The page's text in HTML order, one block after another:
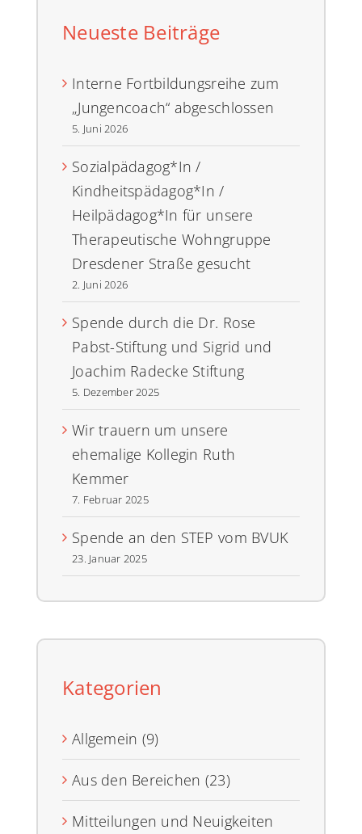
Neueste Beiträge
Interne Fortbildungsreihe zum
„Jungencoach“ abgeschlossen
5. Juni 2026
Sozialpädagog*In /
Kindheitspädagog*In /
Heilpädagog*In für unsere
Therapeutische Wohngruppe
Dresdener Straße gesucht
2. Juni 2026
Spende durch die Dr. Rose
Pabst-Stiftung und Sigrid und
Joachim Radecke Stiftung
5. Dezember 2025
Wir trauern um unsere
ehemalige Kollegin Ruth
Kemmer
7. Februar 2025
Spende an den STEP vom BVUK
23. Januar 2025
Kategorien
Allgemein (9)
Aus den Bereichen (23)
Mitteilungen und Neuigkeiten